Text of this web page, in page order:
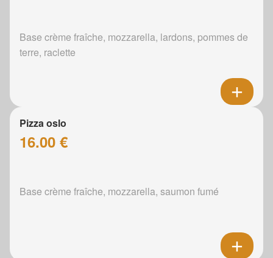
Base crème fraîche, mozzarella, lardons, pommes de
terre, raclette
Pizza oslo
16.00 €
Base crème fraîche, mozzarella, saumon fumé